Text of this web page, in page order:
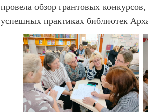
провела обзор грантовых
успешных практиках библиотек